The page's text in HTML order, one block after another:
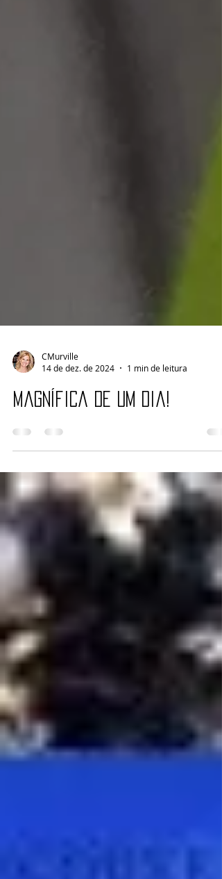
14 de dez. de 2024
1 min de leitura
Magnífica de um dia!